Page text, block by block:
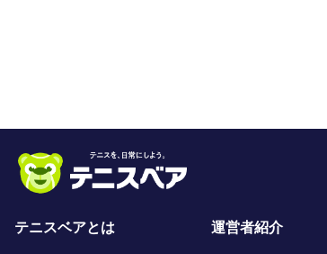
テニスベアとは 運営者紹介